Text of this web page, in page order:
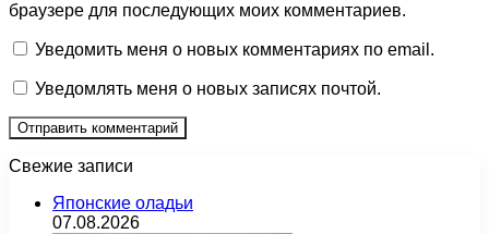
браузере для последующих моих комментариев.
Уведомить меня о новых комментариях по email.
Уведомлять меня о новых записях почтой.
Свежие записи
Японские оладьи
07.08.2026